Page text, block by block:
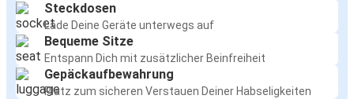
Steckdosen
Lade Deine Geräte unterwegs auf
Bequeme Sitze
Entspann Dich mit zusätzlicher Beinfreiheit
Gepäckaufbewahrung
Platz zum sicheren Verstauen Deiner Habseligkeiten